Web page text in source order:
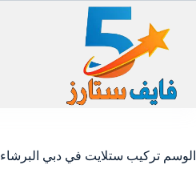
المحتوى
الوسم تركيب ستلايت في دبي البرشاء